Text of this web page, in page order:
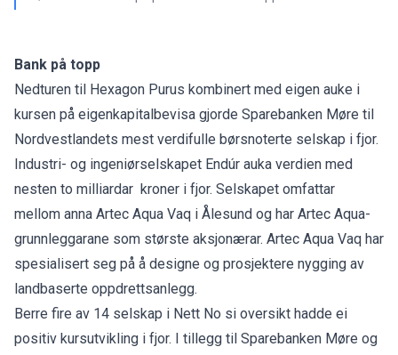
Bank på topp
Nedturen til Hexagon Purus kombinert med eigen auke i
kursen på eigenkapitalbevisa gjorde Sparebanken Møre til
Nordvestlandets mest verdifulle børsnoterte selskap i fjor.
Industri- og ingeniørselskapet Endúr auka verdien med
nesten to milliardar kroner i fjor. Selskapet omfattar
mellom anna Artec Aqua Vaq i Ålesund og har Artec Aqua-
grunnleggarane som største aksjonærar. Artec Aqua Vaq har
spesialisert seg på å designe og prosjektere nygging av
landbaserte oppdrettsanlegg.
Berre fire av 14 selskap i Nett No si oversikt hadde ei
positiv kursutvikling i fjor. I tillegg til Sparebanken Møre og